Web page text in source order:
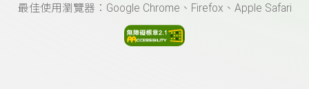
最佳使用瀏覽器：Google Chrome、Firefox、Apple Safari